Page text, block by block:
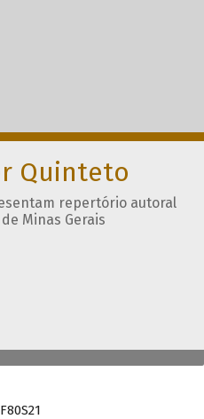
Quinteto
repertório autoral
Minas Gerais